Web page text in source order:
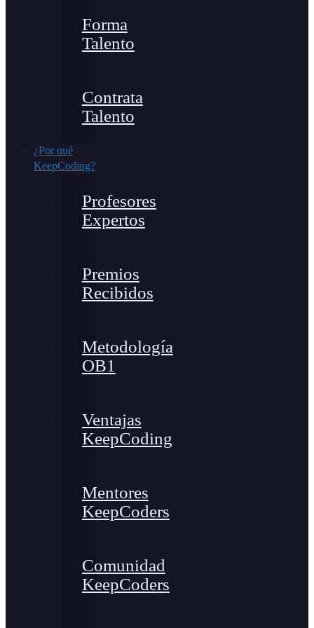
Forma
Talento
Contrata
Talento
¿Por qué
KeepCoding?
Profesores
Expertos
Premios
Recibidos
Metodología
OB1
Ventajas
KeepCoding
Mentores
KeepCoders
Comunidad
KeepCoders